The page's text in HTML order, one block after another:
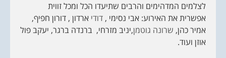
לצלמים המדהימים והרבים שתיעדו הכל ומכל זווית
אפשרית את האירוע: אבי נסימי ,דודי ארדון , דורון חפיף,
אמיר כהן, שרונה גוטמן,יניב מזרחי, ברנדה ברגר, יעקב פול
אוזן ועוד.